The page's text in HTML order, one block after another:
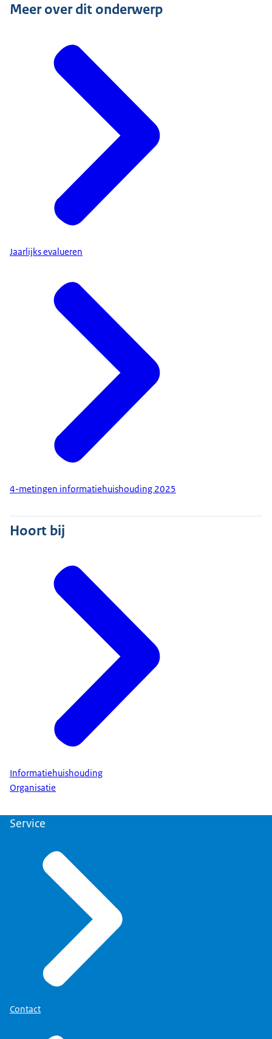
Meer over dit onderwerp
Jaarlijks evalueren
4-metingen informatiehuishouding 2025
Hoort bij
Informatiehuishouding
Organisatie
Service
Contact